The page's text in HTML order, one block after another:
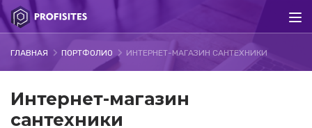
ГЛАВНАЯ ПОРТФОЛИО ИНТЕРНЕТ-МАГАЗИН САНТЕХНИКИ
Интернет-магазин
сантехники